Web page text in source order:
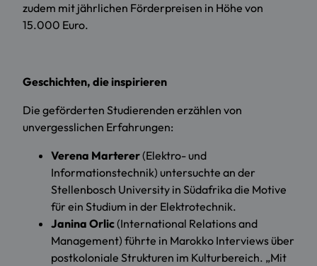
zudem mit jährlichen Förderpreisen in Höhe von
15.000 Euro.
Geschichten, die inspirieren
Die geförderten Studierenden erzählen von
unvergesslichen Erfahrungen:
Verena Marterer(Elektro- und
Informationstechnik) untersuchte an der
Stellenbosch University in Südafrika die Motive
für ein Studium in der Elektrotechnik.
Janina Orlic(International Relations and
Management) führte in Marokko Interviews über
postkoloniale Strukturen im Kulturbereich. „Mit